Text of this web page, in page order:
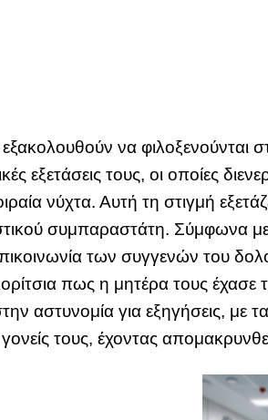
να φιλοξενούνται
εξετάσεις τους, οι οποίες
νύχτα. Αυτή τη στιγμή
συμπαραστάτη. Σύμφωνα
των συγγενών του
πως η μητέρα τους
αστυνομία για εξηγήσεις,
τους, έχοντας